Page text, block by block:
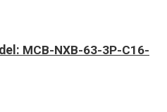
MCB-NXB-63-3P-C16-